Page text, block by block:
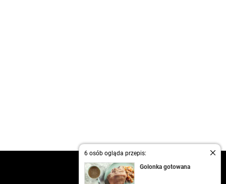
6 osób ogląda przepis:
Golonka gotowana
kontakt
regulamin